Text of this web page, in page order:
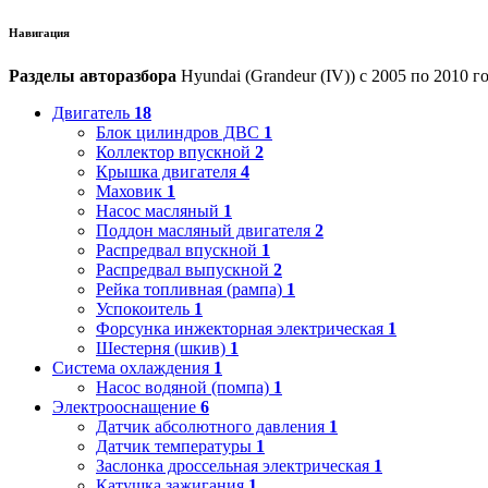
Навигация
Разделы авторазбора Hyundai (Grandeur (IV)) с 2005 по 2010
Двигатель 18
Блок цилиндров ДВС 1
Коллектор впускной 2
Крышка двигателя 4
Маховик 1
Насос масляный 1
Поддон масляный двигателя 2
Распредвал впускной 1
Распредвал выпускной 2
Рейка топливная (рампа) 1
Успокоитель 1
Форсунка инжекторная электрическая 1
Шестерня (шкив) 1
Система охлаждения 1
Насос водяной (помпа) 1
Электрооснащение 6
Датчик абсолютного давления 1
Датчик температуры 1
Заслонка дроссельная электрическая 1